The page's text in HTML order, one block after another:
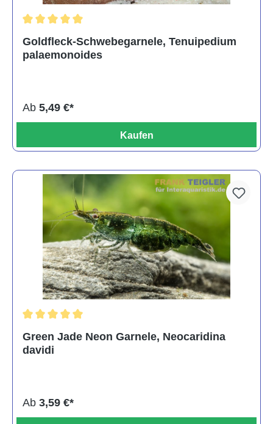
Goldfleck-Schwebegarnele, Tenuipedium
palaemonoides
Ab 5,49 €*
Kaufen
Green Jade Neon Garnele, Neocaridina
davidi
Ab 3,59 €*